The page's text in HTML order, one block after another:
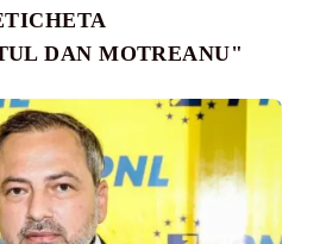
DAN MOTREANU"